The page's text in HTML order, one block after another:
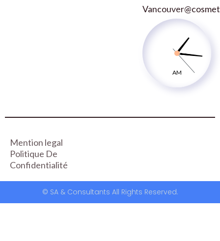
AM
Mention legal
Politique De
Confidentialité
© SA & Consultants All Rights Reserved.